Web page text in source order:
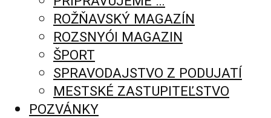
ROŽŇAVSKÝ MAGAZÍN
ROZSNYÓI MAGAZIN
ŠPORT
SPRAVODAJSTVO Z PODUJATÍ
MESTSKÉ ZASTUPITEĽSTVO
POZVÁNKY